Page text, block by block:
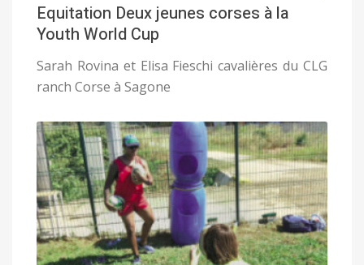
Equitation Deux jeunes corses à la
Youth World Cup
Sarah Rovina et Elisa Fieschi cavalières du CLG
ranch Corse à Sagone